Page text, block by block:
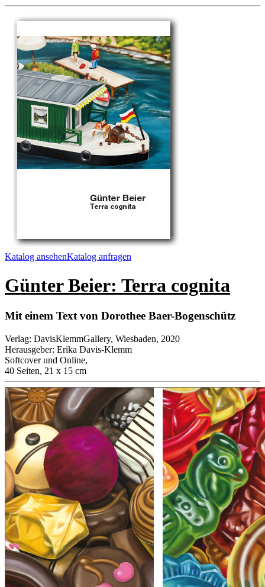
Katalog ansehenKatalog anfragen
Günter Beier: Terra cognita
Mit einem Text von Dorothee Baer-Bogenschütz
Verlag: DavisKlemmGallery, Wiesbaden, 2020
Herausgeber: Erika Davis-Klemm
Softcover und Online,
40 Seiten, 21 x 15 cm